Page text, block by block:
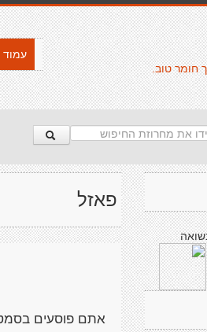
עמוד
חומר טוב.
פאזל